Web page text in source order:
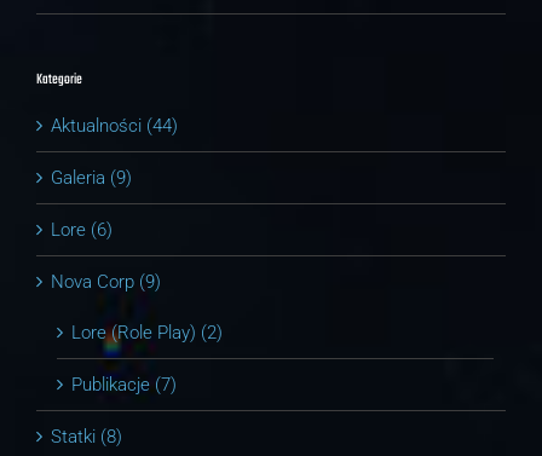
Kategorie
Aktualności (44)
Galeria (9)
Lore (6)
Nova Corp (9)
Lore (Role Play) (2)
Publikacje (7)
Statki (8)